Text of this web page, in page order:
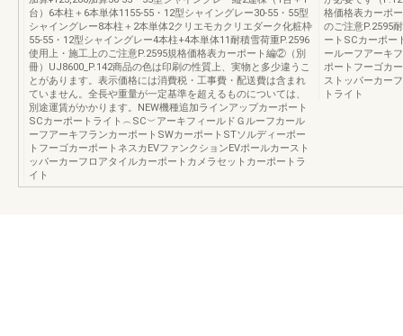
台）6本柱＋6本単体1155-55・12型シャイングレー30-55・55型
シャイングレー8本柱＋2本単体2クリエモカクリエダーク化粧枠
55-55・12型シャイングレー4本柱+4本単体11耐積雪荷重P.2596
使用上・施工上のご注意P.2595規格価格表カーポート編②（別
冊）UJ8600_P.142商品の色は印刷の性質上、実物と多少違うこ
とがあります。表示価格には消費税・工事費・配送費は含まれ
ていません。全長や重量が一定基準を超えるものについては、
別途運賃がかかります。NEW機種追加ラインアップカーポート
SCカーポートライト︵SC︶アーキフィールドＧルーフカール
ーフアーキフランカーポートSWカーポートSTソルディーポー
トフーゴカーポートネスカEVファンクションEVポールカースト
ッパーカーフロアタイルカーポートカメラセットカーポートラ
イト
格価格表カーポ
のご注意P.2595
ートSCカーポー
ールーフアーキ
ポートフーゴカ
ストッパーカー
トライト